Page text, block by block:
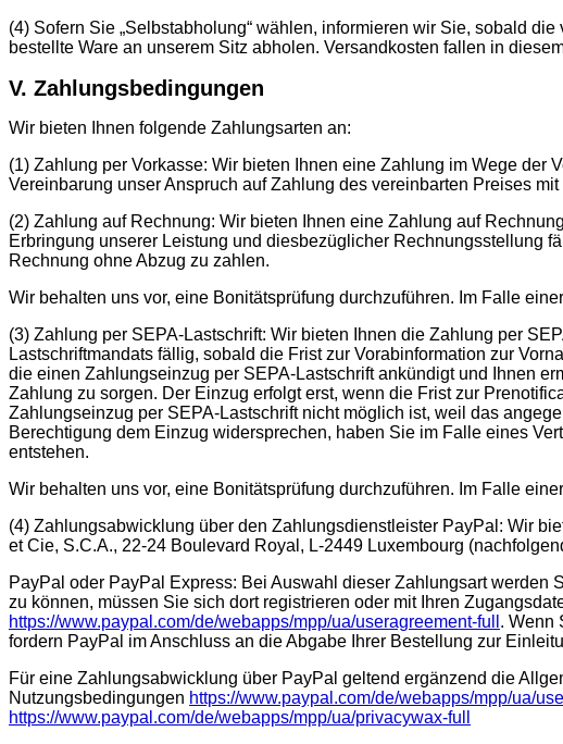
(4) Sofern Sie „Selbstabholung“ wählen, informieren wir Sie, sobald
bestellte Ware an unserem Sitz abholen. Versandkosten fallen in
V. Zahlungsbedingungen
Wir bieten Ihnen folgende Zahlungsarten an:
(1) Zahlung per Vorkasse: Wir bieten Ihnen eine Zahlung im Wege
Vereinbarung unser Anspruch auf Zahlung des vereinbarten Preises
(2) Zahlung auf Rechnung: Wir bieten Ihnen eine Zahlung auf
Erbringung unserer Leistung und diesbezüglicher Rechnungsstellung
Rechnung ohne Abzug zu zahlen.
Wir behalten uns vor, eine Bonitätsprüfung durchzuführen. Im Falle
(3) Zahlung per SEPA-Lastschrift: Wir bieten Ihnen die Zahlung per
Lastschriftmandats fällig, sobald die Frist zur Vorabinformation zur
die einen Zahlungseinzug per SEPA-Lastschrift ankündigt und Ihnen
Zahlung zu sorgen. Der Einzug erfolgt erst, wenn die Frist zur
Zahlungseinzug per SEPA-Lastschrift nicht möglich ist, weil das
Berechtigung dem Einzug widersprechen, haben Sie im Falle eines
entstehen.
Wir behalten uns vor, eine Bonitätsprüfung durchzuführen. Im Falle
(4) Zahlungsabwicklung über den Zahlungsdienstleister PayPal: Wir
et Cie, S.C.A., 22-24 Boulevard Royal, L-2449 Luxembourg
PayPal oder PayPal Express: Bei Auswahl dieser Zahlungsart
zu können, müssen Sie sich dort registrieren oder mit Ihren
https://www.paypal.com/de/webapps/mpp/ua/useragreement-full . Wenn
fordern PayPal im Anschluss an die Abgabe Ihrer Bestellung zur
Für eine Zahlungsabwicklung über PayPal geltend ergänzend die
Nutzungsbedingungen https://www.paypal.com/de/webapps/mpp/ua/
https://www.paypal.com/de/webapps/mpp/ua/privacywax-full